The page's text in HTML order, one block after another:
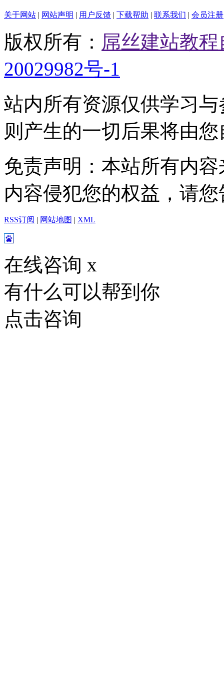
关于网站 | 网站声明 | 用户反馈 | 下载帮助 | 联系我们 | 会员注册
版权所有： 屌丝建站教
20029982号-1
站内所有资源仅供学习
则产生的一切后果将由
免责声明：本站所有内
内容侵犯您的权益，请
RSS订阅 | 网站地图 | XML
在线咨询 x
有什么可以帮到你
点击咨询